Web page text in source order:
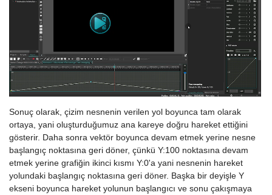
Sonuç olarak, çizim nesnenin verilen yol boyunca tam olarak
ortaya, yani oluşturduğumuz ana kareye doğru hareket ettiğini
gösterir. Daha sonra vektör boyunca devam etmek yerine nesne
başlangıç noktasına geri döner, çünkü Y:100 noktasına devam
etmek yerine grafiğin ikinci kısmı Y:0'a yani nesnenin hareket
yolundaki başlangıç noktasına geri döner. Başka bir deyişle Y
ekseni boyunca hareket yolunun başlangıcı ve sonu çakışmaya